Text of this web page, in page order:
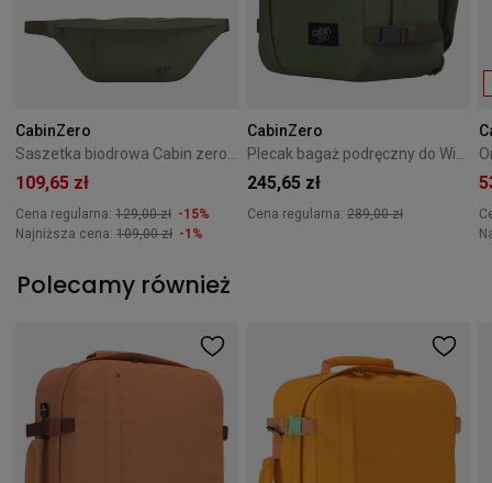
CabinZero
Saszetka biodrowa Cabin zero Hip Pack 2L Georgian Khaki
109,65 zł
Cena regularna: 129,00 zł -15%
Najniższa cena: 109,00 zł -1%
CabinZero
Plecak bagaż podręczny do Wizzair Cabin Zero Classic 28L Georgian Khaki
245,65 zł
Cena regularna: 289,00 zł
Polecamy również